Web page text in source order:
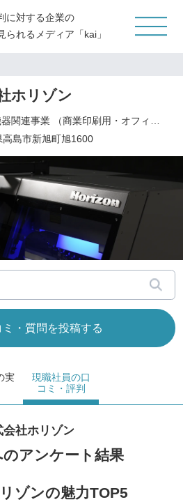
に対する企業の
られるメディア「kai」
ホリゾン
製本機器関連事業 （商業印刷用・オフィス用・複合システム・ソフトウェア）、スマートファクトリー関連事業 （ハードウェア・システム構築）、ウェアプリント関連事業 （機器、サービス）、アウトドア関連事業 (オリジナル・OEM) 、各事業の機器、提案、開発・製造・販売・アフターサービス 等
高島市新旭町旭1600
ミ・質問を投稿する
実
現職社員の口
コミ・評判
会社ホリゾン
のアンケート結果
ゾンの魅力TOP5